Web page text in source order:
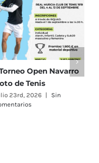
Open Navarro
de Tenis
23rd, 2026 |
Sin